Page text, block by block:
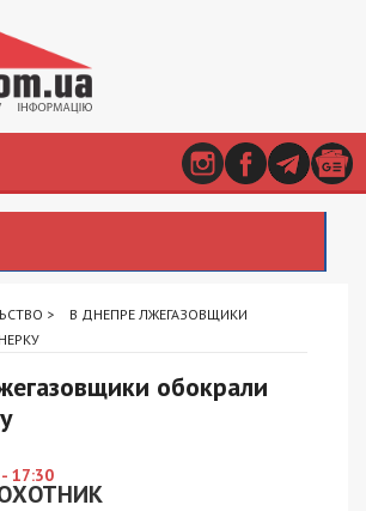
>
В ДНЕПРЕ ЛЖЕГАЗОВЩИКИ
обокрали
17:30